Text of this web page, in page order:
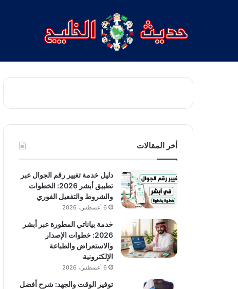
أخر المقالات
دليل خدمة تغيير رقم الجوال عبر
تطبيق أبشر 2026: الخطوات
والشروط والتفعيل الفوري
6 أغسطس، 2026
خدمة بياناتي المطورة عبر أبشر
2026: خطوات الإصدار
والاستعراض والطباعة
الإلكترونية
6 أغسطس، 2026
توفير الوقت والجهد: شرح أفضل